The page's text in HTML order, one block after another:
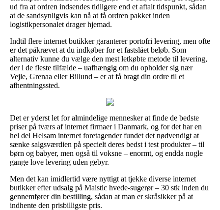
ud fra at ordren indsendes tidligere end et aftalt tidspunkt, sådan
at de sandsynligvis kan nå at få ordren pakket inden
logistikpersonalet drager hjemad.
Indtil flere internet butikker garanterer portofri levering, men ofte
er det påkrævet at du indkøber for et fastslået beløb. Som
alternativ kunne du vælge den mest letkøbte metode til levering,
der i de fleste tilfælde – uafhængig om du opholder sig nær
Vejle, Grenaa eller Billund – er at få bragt din ordre til et
afhentningssted.
Det er yderst let for almindelige mennesker at finde de bedste
priser på tværs af internet firmaer i Danmark, og for det har en
hel del Helsam internet foretagender fundet det nødvendigt at
sænke salgsværdien på specielt deres bedst i test produkter – til
børn og babyer, men også til voksne – enormt, og endda nogle
gange love levering uden gebyr.
Men det kan imidlertid være nyttigt at tjekke diverse internet
butikker efter udsalg på Maistic hvede-sugerør – 30 stk inden du
gennemfører din bestilling, sådan at man er skråsikker på at
indhente den prisbilligste pris.